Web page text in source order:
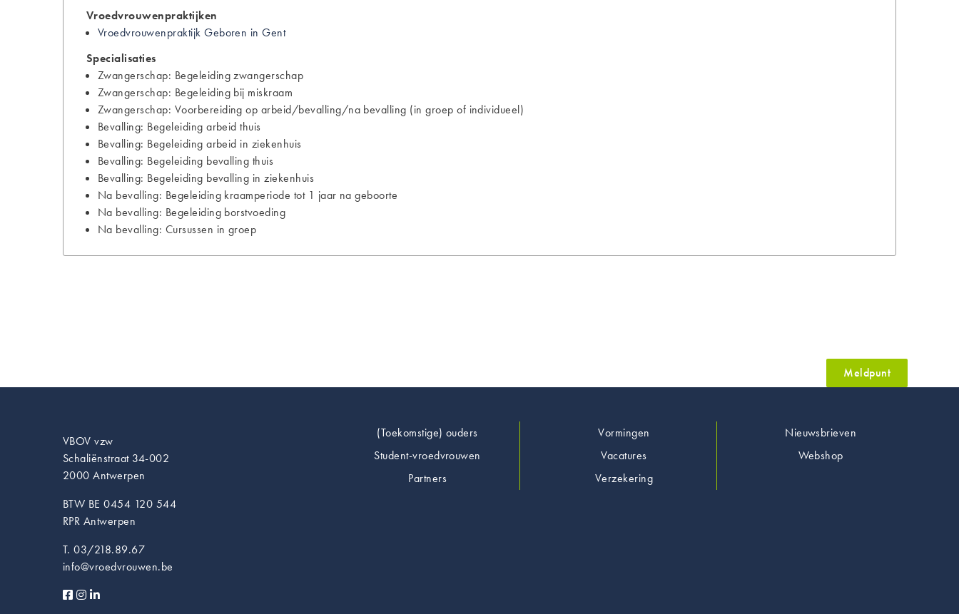
Vroedvrouwenpraktijken
Vroedvrouwenpraktijk Geboren in Gent
Specialisaties
Zwangerschap: Begeleiding zwangerschap
Zwangerschap: Begeleiding bij miskraam
Zwangerschap: Voorbereiding op arbeid/bevalling/na bevalling (in groep of individueel)
Bevalling: Begeleiding arbeid thuis
Bevalling: Begeleiding arbeid in ziekenhuis
Bevalling: Begeleiding bevalling thuis
Bevalling: Begeleiding bevalling in ziekenhuis
Na bevalling: Begeleiding kraamperiode tot 1 jaar na geboorte
Na bevalling: Begeleiding borstvoeding
Na bevalling: Cursussen in groep
Meldpunt
VBOV vzw
Schaliënstraat 34-002
2000 Antwerpen
BTW BE 0454 120 544
RPR Antwerpen
T. 03/218.89.67
info@vroedvrouwen.be
Footer(Toekomstige) ouders
Student-vroedvrouwen
Partners
Vormingen
Vacatures
Verzekering
Nieuwsbrieven
Webshop